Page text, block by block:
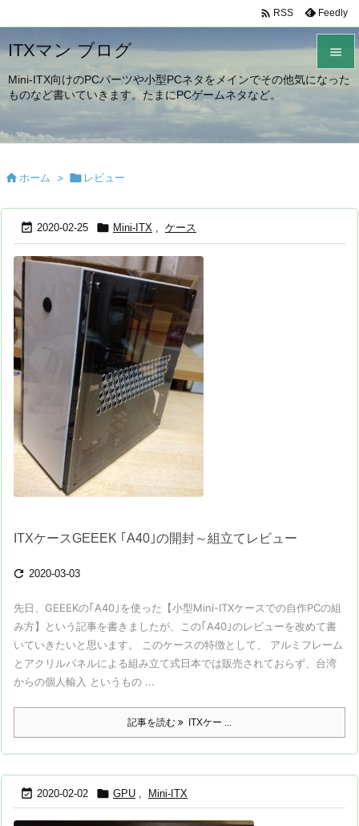
ITXマン ブログ
Mini-ITX向けのPCパーツや小型PCネタをメインでその他気になった
ものなど書いていきます。たまにPCゲームネタなど。


サイド


 RSS Feedly
 ホーム >  レビュー
 2020-02-25  Mini-ITX , ケース
ITXケースGEEEK ｢A40｣の開封～組立てレビュー
 2020-03-03
先日、GEEEKの｢A40｣を使った【小型Mini-ITXケースでの自作PCの組
み方】という記事を書きましたが、この｢A40｣のレビューを改めて書
いていきたいと思います。 このケースの特徴として、 アルミフレーム
とアクリルパネルによる組み立て式日本では販売されておらず、台湾
からの個人輸入 というもの ...
記事を読む ITXケー ...
 2020-02-02  GPU , Mini-ITX